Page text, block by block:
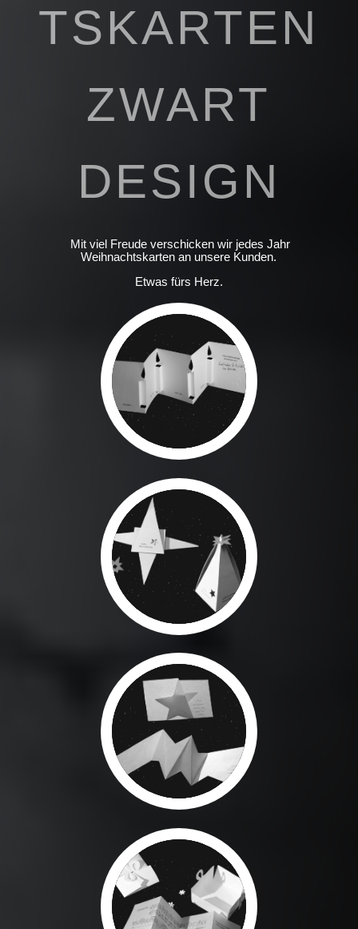
TSKARTEN
ZWART
DESIGN
Mit viel Freude verschicken wir jedes Jahr
Weihnachtskarten an unsere Kunden.
Etwas fürs Herz.